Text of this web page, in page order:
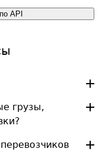
API
грузы,